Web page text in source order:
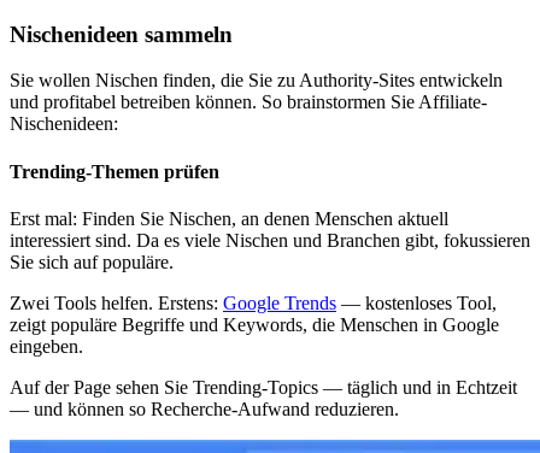
Nischenideen sammeln
Sie wollen Nischen finden, die Sie zu Authority-Sites entwickeln
und profitabel betreiben können. So brainstormen Sie Affiliate-
Nischenideen:
Trending-Themen prüfen
Erst mal: Finden Sie Nischen, an denen Menschen aktuell
interessiert sind. Da es viele Nischen und Branchen gibt, fokussieren
Sie sich auf populäre.
Zwei Tools helfen. Erstens: Google Trends — kostenloses Tool,
zeigt populäre Begriffe und Keywords, die Menschen in Google
eingeben.
Auf der Page sehen Sie Trending-Topics — täglich und in Echtzeit
— und können so Recherche-Aufwand reduzieren.